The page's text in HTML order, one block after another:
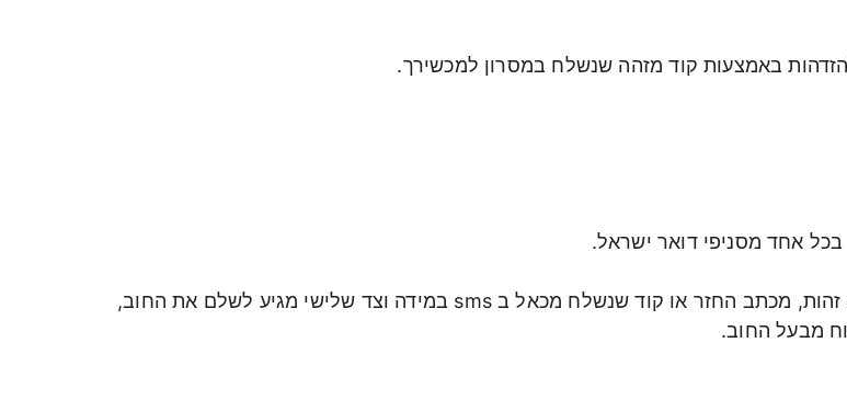
באמצעות קוד מזהה שנשלח במסרון למכשירך.
אחד מסניפי דואר ישראל.
כדי לשלם בדואר צריך להביא: תעודת זהות, מכתב החזר או קוד שנשלח מכאל ב sms במידה וצד שלישי מגיע לשלם את החוב,
מבעל החוב.